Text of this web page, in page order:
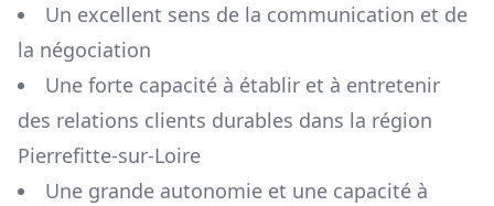
Un excellent sens de la communication et de
la négociation
Une forte capacité à établir et à entretenir
des relations clients durables dans la région
Pierrefitte-sur-Loire
Une grande autonomie et une capacité à